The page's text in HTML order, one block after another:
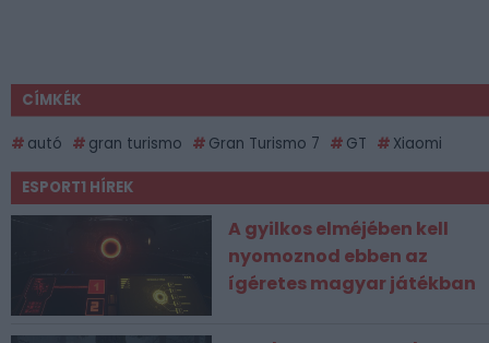
CÍMKÉK
autó gran turismo Gran Turismo 7 GT Xiaomi
ESPORT1 HÍREK
A gyilkos elméjében kell
nyomoznod ebben az
ígéretes magyar játékban